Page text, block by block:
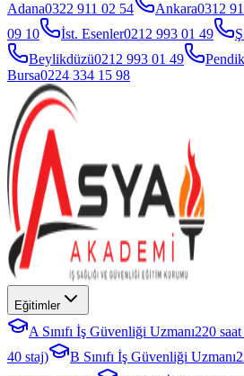
Adana0322 911 02 54 Ankara0312
09 10
İst. Esenler0212 993 01 49
Beylikdüzü0212 993 01 49 Pendik
Bursa0224 334 15 98
Eğitimler
A Sınıfı İş Güvenliği Uzmanı220
40 staj)
B Sınıfı İş Güvenliği Uzmanı